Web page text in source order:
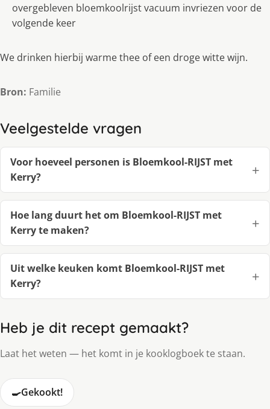
overgebleven bloemkoolrijst vacuum invriezen voor de
volgende keer
We drinken hierbij warme thee of een droge witte wijn.
Bron: Familie
Veelgestelde vragen
Voor hoeveel personen is Bloemkool-RIJST met
Kerry?
Hoe lang duurt het om Bloemkool-RIJST met
Kerry te maken?
Uit welke keuken komt Bloemkool-RIJST met
Kerry?
Heb je dit recept gemaakt?
Laat het weten — het komt in je kooklogboek te staan.
🍳Gekookt!